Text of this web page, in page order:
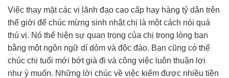
Việc thay mặt các vị lãnh đạo cao cấp hay hàng tỷ dân trên
thế giới để chúc mừng sinh nhật chị là một cách nói quá
thú vị. Nó thể hiện sự quan trọng của chị trong lòng bạn
bằng một ngôn ngữ dí dỏm và độc đáo. Bạn cũng có thể
chúc chị tuổi mới bớt già đi và công việc luôn thuận lợi
như ý muốn. Những lời chúc về việc kiếm được nhiều tiền